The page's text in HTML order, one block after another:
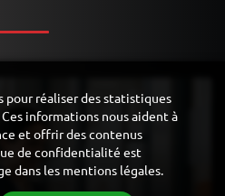
pour réaliser des statistiques
informations nous aident à
et offrir des contenus
de confidentialité est
dans les mentions légales.